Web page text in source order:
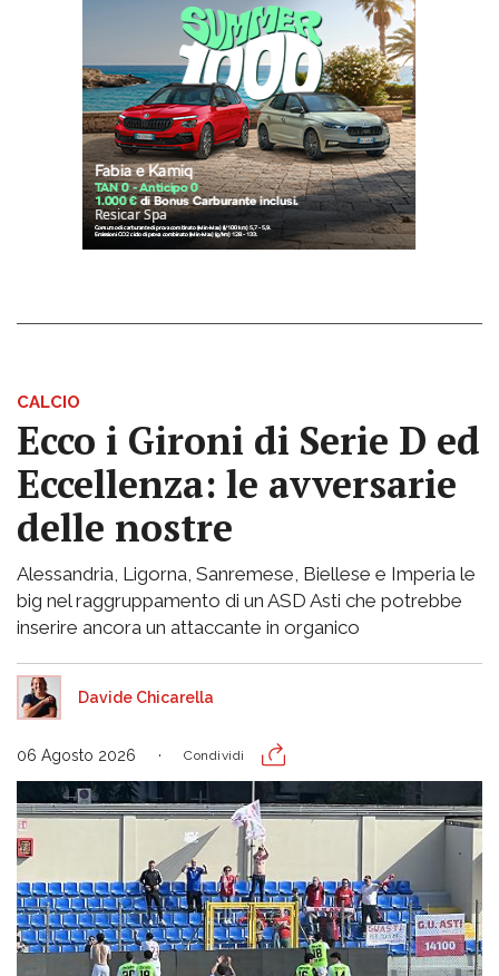
CALCIO
Ecco i Gironi di Serie D ed
Eccellenza: le avversarie
delle nostre
Alessandria, Ligorna, Sanremese, Biellese e Imperia le
big nel raggruppamento di un ASD Asti che potrebbe
inserire ancora un attaccante in organico
Davide Chicarella
06 Agosto 2026 Condividi